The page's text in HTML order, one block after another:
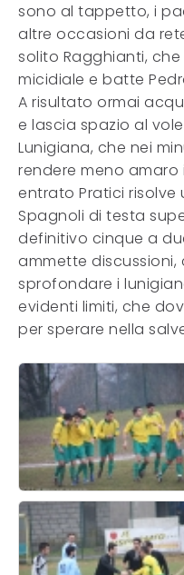
sono al tappetto, i
altre occasioni da
solito Ragghianti,
micidiale e batte
A risultato ormai
e lascia spazio al
Lunigiana, che nei
rendere meno amaro
entrato Pratici risolve
Spagnoli di testa
definitivo cinque a
ammette discussioni,
sprofondare i
evidenti limiti, che
per sperare nella